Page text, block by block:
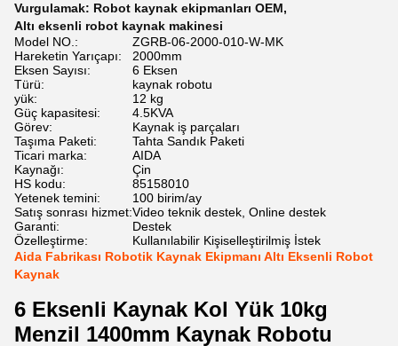
Vurgulamak: Robot kaynak ekipmanları OEM,
Altı eksenli robot kaynak makinesi
Model NO.:
ZGRB-06-2000-010-W-MK
Hareketin Yarıçapı:
2000mm
Eksen Sayısı:
6 Eksen
Türü:
kaynak robotu
yük:
12 kg
Güç kapasitesi:
4.5KVA
Görev:
Kaynak iş parçaları
Taşıma Paketi:
Tahta Sandık Paketi
Ticari marka:
AIDA
Kaynağı:
Çin
HS kodu:
85158010
Yetenek temini:
100 birim/ay
Satış sonrası hizmet:Video teknik destek, Online destek
Garanti:
Destek
Özelleştirme:
Kullanılabilir Kişiselleştirilmiş İstek
Aida Fabrikası Robotik Kaynak Ekipmanı Altı Eksenli Robot
Kaynak
6 Eksenli Kaynak Kol Yük 10kg
Menzil 1400mm Kaynak Robotu